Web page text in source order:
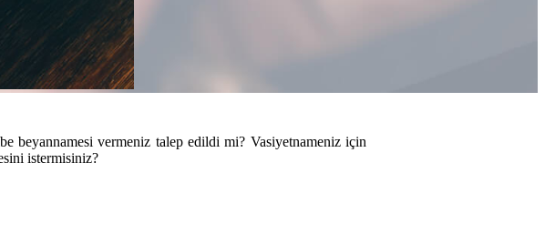
beyannamesi vermeniz talep edildi mi? Vasiyetnameniz için
istermisiniz?